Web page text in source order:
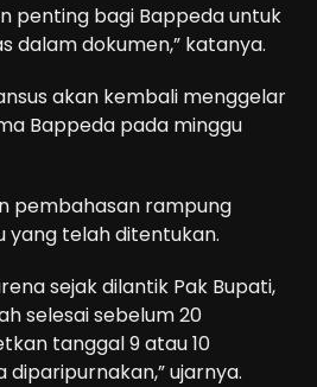
penting bagi Bappeda untuk
dalam dokumen,” katanya.
akan kembali menggelar
Bappeda pada minggu
pembahasan rampung
yang telah ditentukan.
sejak dilantik Pak Bupati,
selesai sebelum 20
tanggal 9 atau 10
diparipurnakan,” ujarnya.